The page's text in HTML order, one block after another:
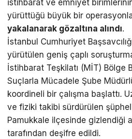
istihbarat ve emniyet
yürüttüğü büyük bir
yakalanarak gözaltına alındı.
İstanbul Cumhuriyet
yürütülen geniş çaplı
İstihbarat Teşkilatı (MİT) Bölge
Suçlarla Mücadele Şube
koordineli bir çalışma başlattı.
ve fiziki takibi sürdürülen
Pamukkale ilçesinde gizlendiği
tarafından deşifre edildi.